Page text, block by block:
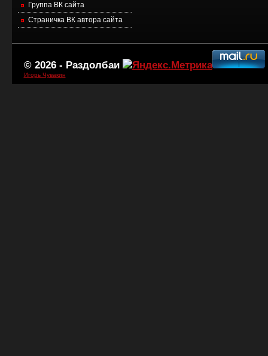
Группа ВК сайта
Страничка ВК автора сайта
© 2026 - Раздолбаи
Игорь Чувакин